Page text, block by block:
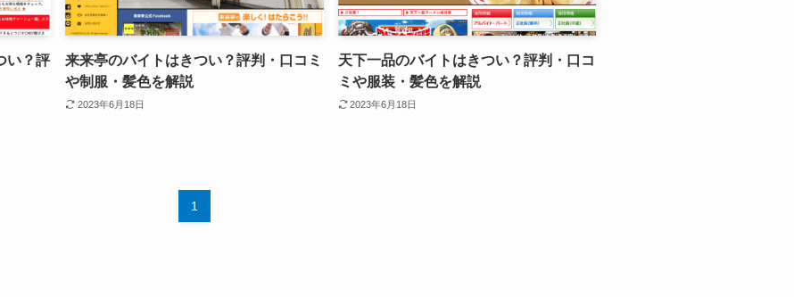
い？評
来来亭のバイトはきつい？評判・口コミ
や制服・髪色を解説
2023年6月18日
天下一品のバイトはきつい？評判・口コ
ミや服装・髪色を解説
2023年6月18日
1